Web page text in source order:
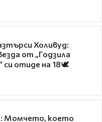
Холивуд:
от „Годзила
си отиде на 18🕊️
Момчето, което